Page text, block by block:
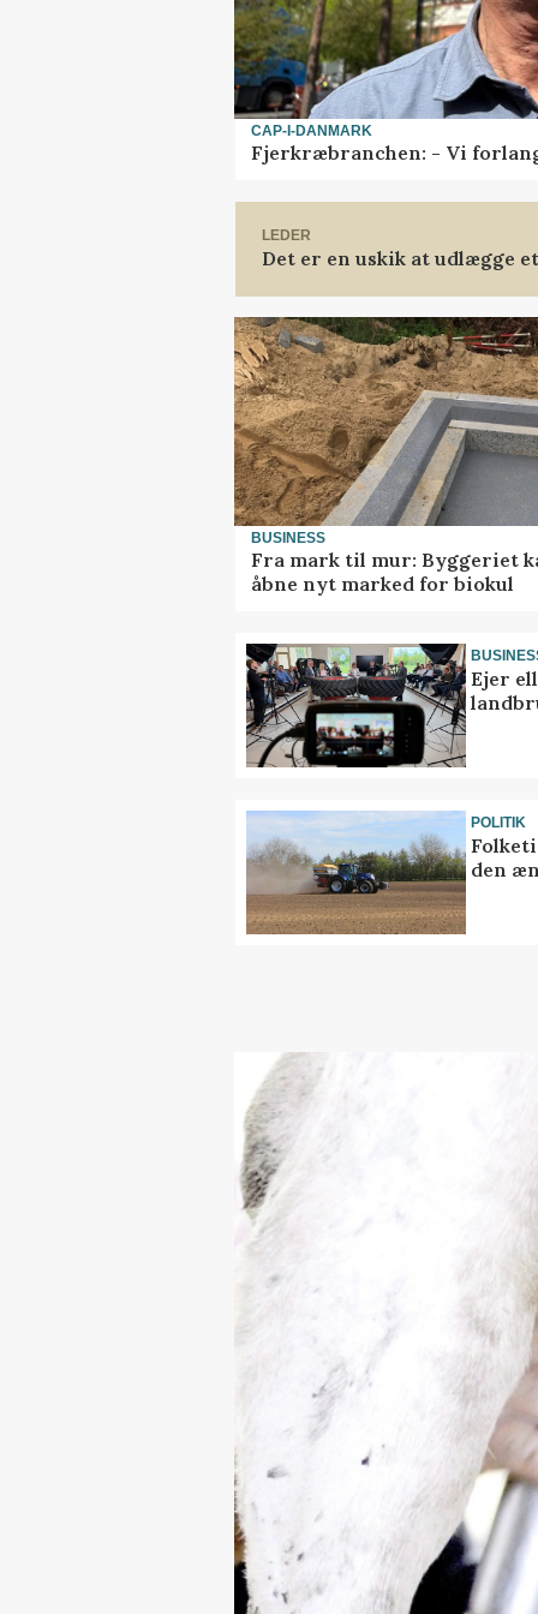
CAP-I-DANMARK
Fjerkræbranchen: - Vi
LEDER
Det er en uskik at udlægge
BUSINESS
Fra mark til mur: Byggeriet
åbne nyt marked for biokul
Ejer
POLITIK
den